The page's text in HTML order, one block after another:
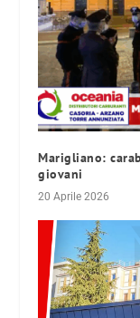
Marigliano:
giovani
20 Aprile 2026